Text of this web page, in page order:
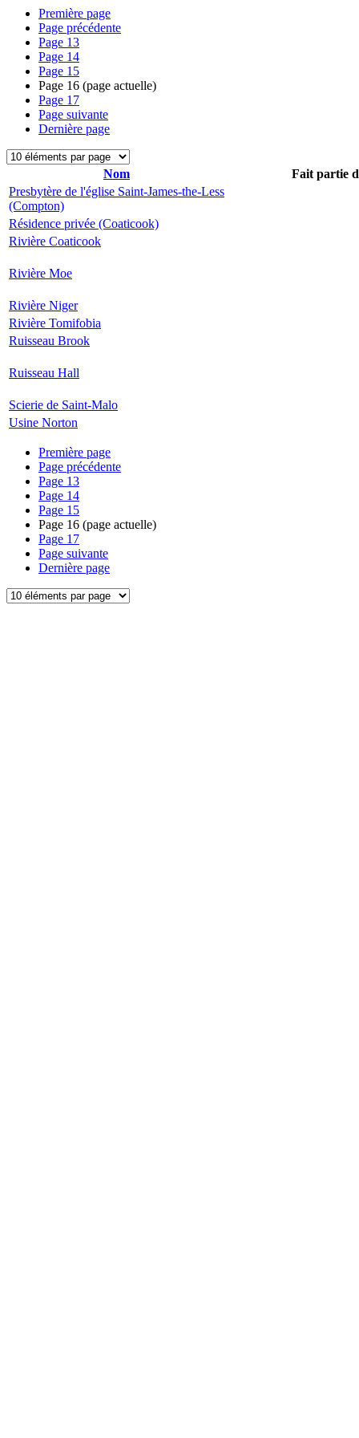
Première page
Page précédente
Page 13
Page 14
Page 15
Page 16 (page actuelle)
Page 17
Page suivante
Dernière page
Nom
Fait partie
Presbytère de l'église Saint-James-the-Less
(Compton)
Résidence privée (Coaticook)
Rivière Coaticook
Rivière Moe
Rivière Niger
Rivière Tomifobia
Ruisseau Brook
Ruisseau Hall
Scierie de Saint-Malo
Usine Norton
Première page
Page précédente
Page 13
Page 14
Page 15
Page 16 (page actuelle)
Page 17
Page suivante
Dernière page